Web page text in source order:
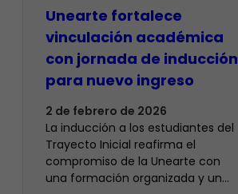
Unearte fortalece
vinculación académica
con jornada de inducción
para nuevo ingreso
2 de febrero de 2026
La inducción a los estudiantes del
Trayecto Inicial reafirma el
compromiso de la Unearte con
una formación organizada y un…